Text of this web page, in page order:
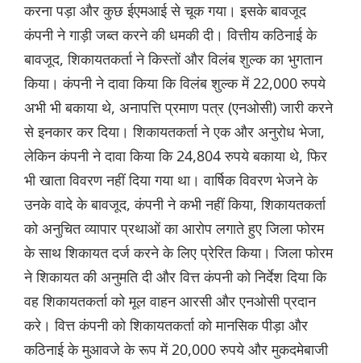
करना पड़ा और कुछ ईएमआई से चूक गया। इसके बावजूद
कंपनी ने गाड़ी जब्त करने की धमकी दी। वित्तीय कठिनाई के
बावजूद, शिकायतकर्ता ने किस्तों और विलंब शुल्क का भुगतान
किया। कंपनी ने दावा किया कि विलंब शुल्क में 22,000 रुपये
अभी भी बकाया थे, अनापत्ति प्रमाण पत्र (एनओसी) जारी करने
से इनकार कर दिया। शिकायतकर्ता ने एक और अनुरोध भेजा,
लेकिन कंपनी ने दावा किया कि 24,804 रुपये बकाया थे, फिर
भी खाता विवरण नहीं दिया गया था। वार्षिक विवरण भेजने के
उनके वादे के बावजूद, कंपनी ने कभी नहीं किया, शिकायतकर्ता
को अनुचित व्यापार प्रथाओं का आरोप लगाते हुए जिला फोरम
के साथ शिकायत दर्ज करने के लिए प्रेरित किया। जिला फोरम
ने शिकायत की अनुमति दी और वित्त कंपनी को निर्देश दिया कि
वह शिकायतकर्ता को मूल वाहन आरसी और एनओसी प्रदान
करे। वित्त कंपनी को शिकायतकर्ता को मानसिक पीड़ा और
कठिनाई के मुआवजे के रूप में 20,000 रुपये और मुकदमेबाजी